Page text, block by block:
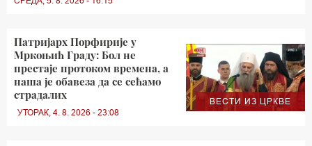
ВЕСТИ ИЗ ЦРКВЕ
Патријарх Порфирије у
Мркоњић Граду: Бол не
престаје протоком времена, а
наша је обавеза да се сећамо
страдалих
УТОРАК, 4. 8. 2026 - 23:08